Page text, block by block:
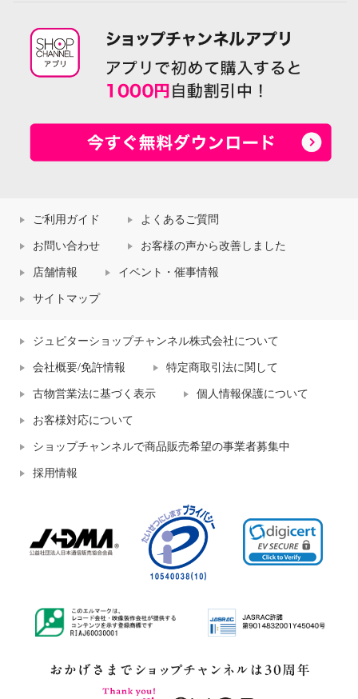
ご利用ガイド よくあるご質問
お問い合わせ お客様の声から改善しました
店舗情報 イベント・催事情報
サイトマップ
ジュピターショップチャンネル株式会社について
会社概要/免許情報 特定商取引法に関して
古物営業法に基づく表示 個人情報保護について
お客様対応について
ショップチャンネルで商品販売希望の事業者募集中
採用情報